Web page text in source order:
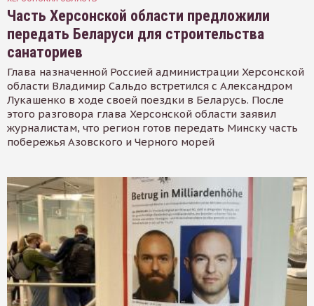
Часть Херсонской области предложили
передать Беларуси для строительства
санаториев
Глава назначенной Россией администрации Херсонской
области Владимир Сальдо встретился с Александром
Лукашенко в ходе своей поездки в Беларусь. После
этого разговора глава Херсонской области заявил
журналистам, что регион готов передать Минску часть
побережья Азовского и Черного морей